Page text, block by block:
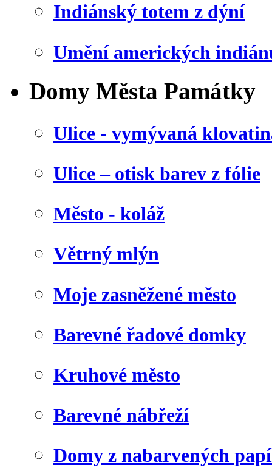
Indiánský totem z dýní
Umění amerických
Domy Města Památky
Ulice - vymývaná
Ulice – otisk barev z fólie
Město - koláž
Větrný mlýn
Moje zasněžené město
Barevné řadové domky
Kruhové město
Barevné nábřeží
Domy z nabarvených